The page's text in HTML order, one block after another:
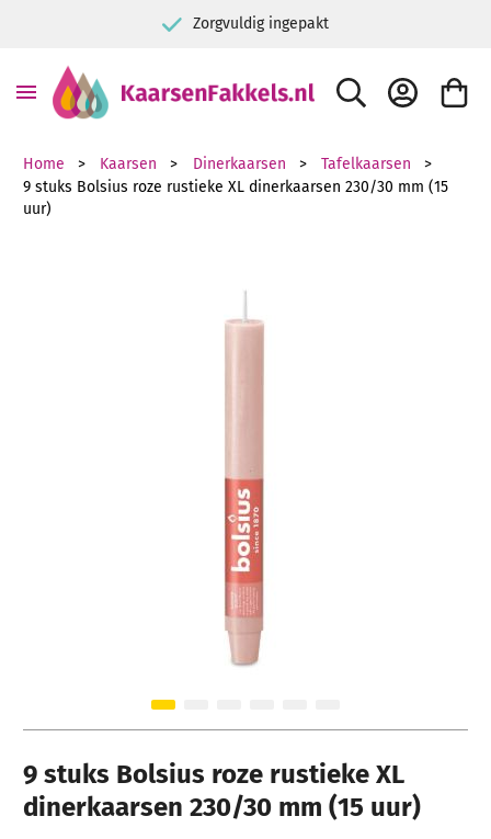
Zorgvuldig ingepakt
ZOEK ACCOUNT
Home Kaarsen Dinerkaarsen
Tafelkaarsen
9 stuks Bolsius roze rustieke XL dinerkaarsen 230/30 mm (15
uur)
Ga naar het einde van de afbeeldingen-gallerij
Ga naar het begin van de afbeeldingen-gallerij
9 stuks Bolsius roze rustieke XL
dinerkaarsen 230/30 mm (15 uur)